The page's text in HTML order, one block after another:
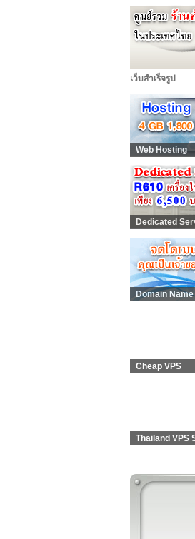
เว็บสำเร็จรูป
Web Hosting
Dedicated
Domain Name
Cheap VPS
Thailand VPS